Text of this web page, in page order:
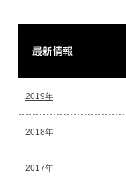
2019年
2018年
2017年